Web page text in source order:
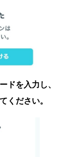
ドを入力し、
ください。